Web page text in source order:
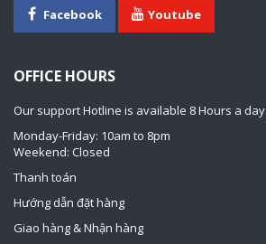
Facebook Youtube
OFFICE HOURS
Our support Hotline is available 8 Hours a day
Monday-Friday: 10am to 8pm
Weekend: Closed
Thanh toán
Hướng dẫn đặt hàng
Giao hàng & Nhận hàng